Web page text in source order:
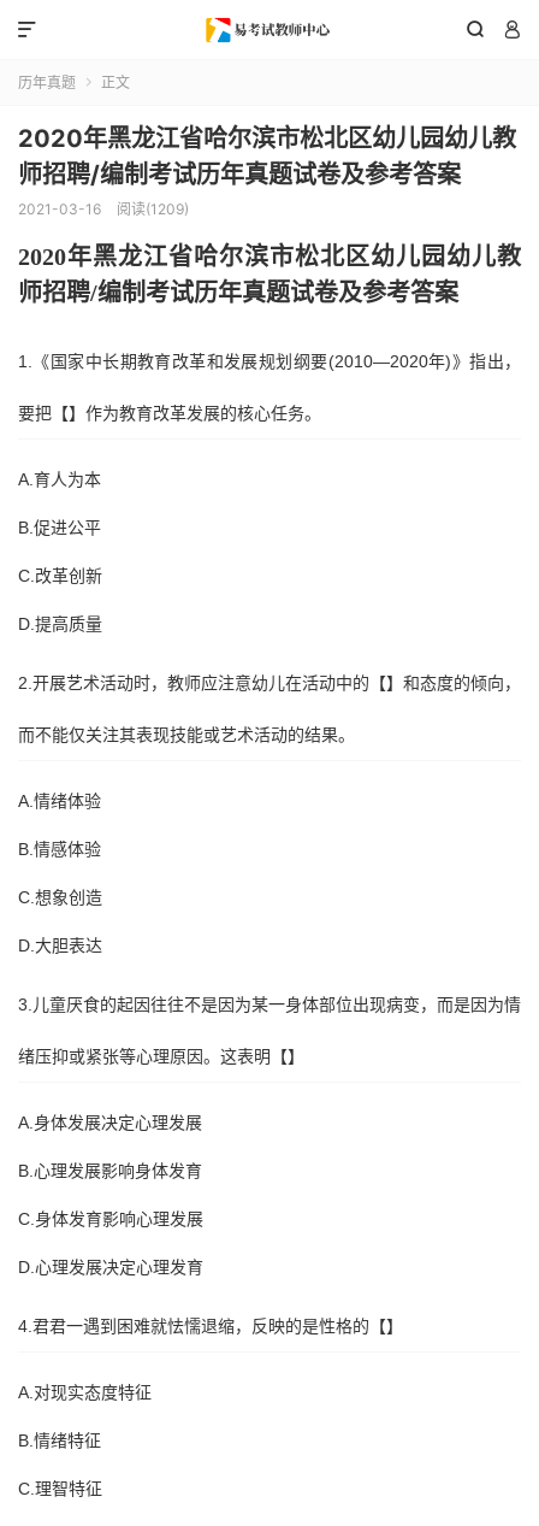
 

历年真题  正文
2020年黑龙江省哈尔滨市松北区幼儿园幼儿教
师招聘/编制考试历年真题试卷及参考答案
2021-03-16 阅读(1209)
2020年黑龙江省哈尔滨市松北区幼儿园幼儿教
师招聘/编制考试历年真题试卷及参考答案
1.《国家中长期教育改革和发展规划纲要(2010—2020年)》指出，
要把【】作为教育改革发展的核心任务。
A.育人为本
B.促进公平
C.改革创新
D.提高质量
2.开展艺术活动时，教师应注意幼儿在活动中的【】和态度的倾向，
而不能仅关注其表现技能或艺术活动的结果。
A.情绪体验
B.情感体验
C.想象创造
D.大胆表达
3.儿童厌食的起因往往不是因为某一身体部位出现病变，而是因为情
绪压抑或紧张等心理原因。这表明【】
A.身体发展决定心理发展
B.心理发展影响身体发育
C.身体发育影响心理发展
D.心理发展决定心理发育
4.君君一遇到困难就怯懦退缩，反映的是性格的【】
A.对现实态度特征
B.情绪特征
C.理智特征